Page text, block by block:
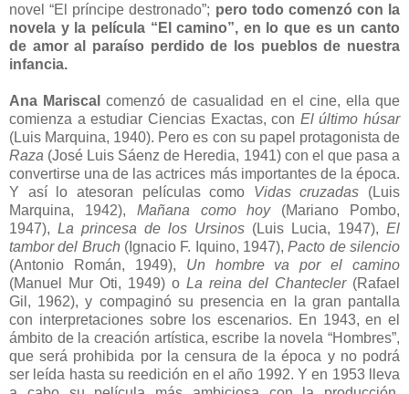
novel “El príncipe destronado”; pero todo comenzó con la
novela y la película “El camino”, en lo que es un canto
de amor al paraíso perdido de los pueblos de nuestra
infancia.
Ana Mariscal comenzó de casualidad en el cine, ella que
comienza a estudiar Ciencias Exactas, con El último húsar
(Luis Marquina, 1940). Pero es con su papel protagonista de
Raza (José Luis Sáenz de Heredia, 1941) con el que pasa a
convertirse una de las actrices más importantes de la época.
Y así lo atesoran películas como Vidas cruzadas (Luis
Marquina, 1942), Mañana como hoy(Mariano Pombo,
1947), La princesa de los Ursinos (Luis Lucia, 1947), El
tambor del Bruch (Ignacio F. Iquino, 1947),Pacto de silencio
(Antonio Román, 1949), Un hombre va por el camino
(Manuel Mur Oti, 1949) o La reina del Chantecler(Rafael
Gil, 1962), y compaginó su presencia en la gran pantalla
con interpretaciones sobre los escenarios. En 1943, en el
ámbito de la creación artística, escribe la novela “Hombres”,
que será prohibida por la censura de la época y no podrá
ser leída hasta su reedición en el año 1992. Y en 1953 lleva